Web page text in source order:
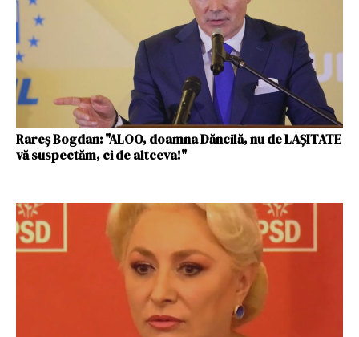
Rareş Bogdan: "ALOO, doamna Dăncilă, nu de LAŞITATE
vă suspectăm, ci de altceva!"